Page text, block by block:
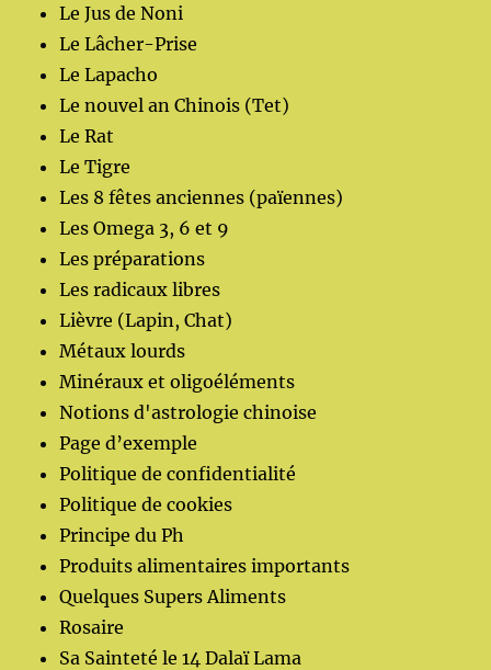
Le Jus de Noni
Le Lâcher-Prise
Le Lapacho
Le nouvel an Chinois (Tet)
Le Rat
Le Tigre
Les 8 fêtes anciennes (païennes)
Les Omega 3, 6 et 9
Les préparations
Les radicaux libres
Lièvre (Lapin, Chat)
Métaux lourds
Minéraux et oligoéléments
Notions d'astrologie chinoise
Page d’exemple
Politique de confidentialité
Politique de cookies
Principe du Ph
Produits alimentaires importants
Quelques Supers Aliments
Rosaire
Sa Sainteté le 14 Dalaï Lama